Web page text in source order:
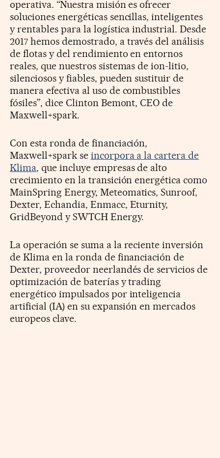
operativa. “Nuestra misión es ofrecer
soluciones energéticas sencillas, inteligentes
y rentables para la logística industrial. Desde
2017 hemos demostrado, a través del análisis
de flotas y del rendimiento en entornos
reales, que nuestros sistemas de ion-litio,
silenciosos y fiables, pueden sustituir de
manera efectiva al uso de combustibles
fósiles”, dice Clinton Bemont, CEO de
Maxwell+spark.
Con esta ronda de financiación,
Maxwell+spark se incorpora a la cartera de
Klima, que incluye empresas de alto
crecimiento en la transición energética como
MainSpring Energy, Meteomatics, Sunroof,
Dexter, Echandia, Enmacc, Eturnity,
GridBeyond y SWTCH Energy.
La operación se suma a la reciente inversión
de Klima en la ronda de financiación de
Dexter, proveedor neerlandés de servicios de
optimización de baterías y trading
energético impulsados por inteligencia
artificial (IA) en su expansión en mercados
europeos clave.